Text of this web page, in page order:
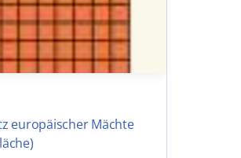
europäischer Mächte